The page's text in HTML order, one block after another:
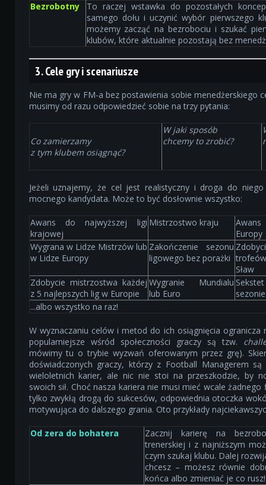
Bezrobotny
To raczej wstawka do pozostałych
samego dołu i uczynić wybór pierwszego
możemy zacząć na bezrobociu i szukać
klubów, które aktualnie pozostają bez
3. Cele gry i scenariusze
Nie ma gry w FM-a bez postawienia sobie menedżerskiego
musimy od razu odpowiedzieć sobie na trzy pytania:
Co zamierzamy
z tym klubem osiągnąć?
W jaki sposób
chcemy to zrobić?
Jeżeli uznajemy, że cel jest realistyczny i droga do
mocnego kandydata. Może to być dosłownie wszystko:
Awans do najwyższej ligi
krajowej
Mistrzostwo kraju
Europy
Wygrana w Lidze Mistrzów lub
w Lidze Europy
Zakończenie sezonu
ligowego bez porażki
Sław
Zdobycie mistrzostwa każdej
z 5 najlepszych lig w Europie
Wygranie Mundialu
lub Euro
sezonie
...albo wszystko na raz!
W wyznaczaniu celów i metod do ich osiągnięcia ogranicza
popularniejsze wśród społeczności graczy są tzw.
mówimy tu o trybie wyzwań oferowanym przez grę).
doświadczonych graczy, którzy z Football Managerem
wieloletnich karier, ale nic nie stoi na przeszkodzie, by
swoich sił. Choć nasza kariera nie musi mieć wcale
tylko zwykłą drogą do sukcesów, odpowiednia otoczka
motywująca do dalszego grania. Oto przykłady
Od zera do bohatera
Zacznij karierę na
trenerskiej i z najniższym
czym szukaj klubu. Dalej
chcesz – możesz równie
końca albo zmieniać je co rusz!